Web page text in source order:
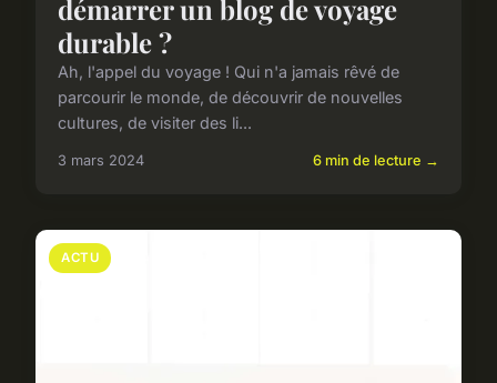
démarrer un blog de voyage
durable ?
Ah, l'appel du voyage ! Qui n'a jamais rêvé de
parcourir le monde, de découvrir de nouvelles
cultures, de visiter des li...
3 mars 2024 6 min de lecture →
ACTU